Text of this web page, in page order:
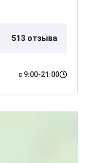
513 отзыва
с 9:00-21:00